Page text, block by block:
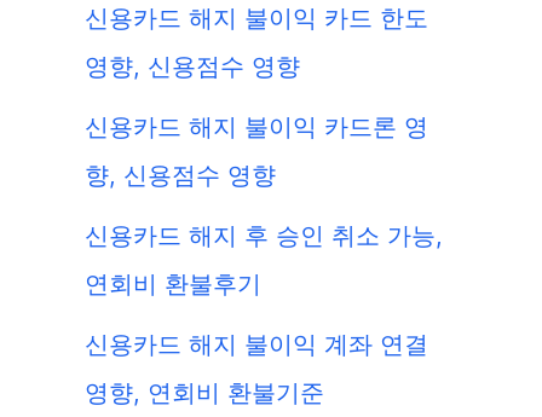
신용카드 해지 불이익 카드 한도
영향, 신용점수 영향
신용카드 해지 불이익 카드론 영
향, 신용점수 영향
신용카드 해지 후 승인 취소 가능,
연회비 환불후기
신용카드 해지 불이익 계좌 연결
영향, 연회비 환불기준